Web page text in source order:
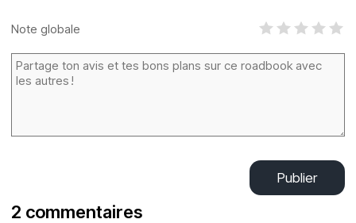
Note globale
Publier
2 commentaires